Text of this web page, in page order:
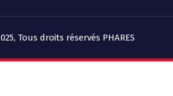
Tous droits réservés PHARES